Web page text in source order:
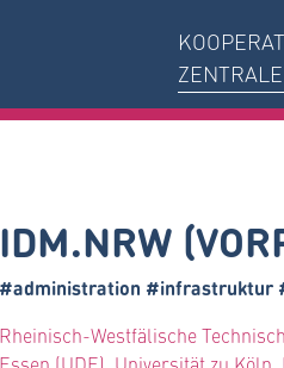
IDM.NRW
#administration #infrastruktur
Rheinisch-Westfälische